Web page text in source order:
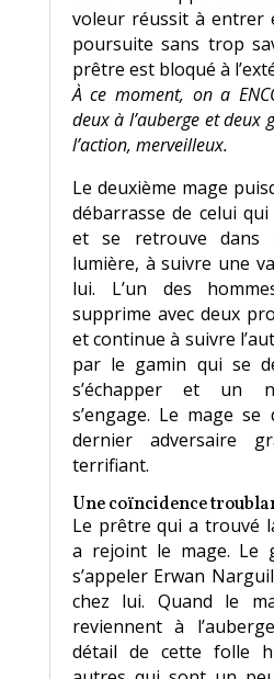
voleur réussit à entrer
poursuite sans trop
prêtre est bloqué à
À ce moment, on a
deux à l’auberge et deux
l’action, merveilleux.
Le deuxième mage
débarrasse de celui
et se retrouve dans
lumière, à suivre une
lui. L’un des
supprime avec deux
et continue à suivre
par le gamin qui se
s’échapper et un
s’engage. Le mage se
dernier adversaire
terrifiant.
Une coïncidence
Le prêtre qui a trouvé
a rejoint le mage. Le
s’appeler Erwan
chez lui. Quand le
reviennent à
détail de cette folle